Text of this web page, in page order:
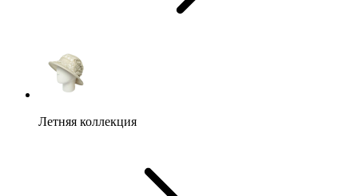
Летняя коллекция